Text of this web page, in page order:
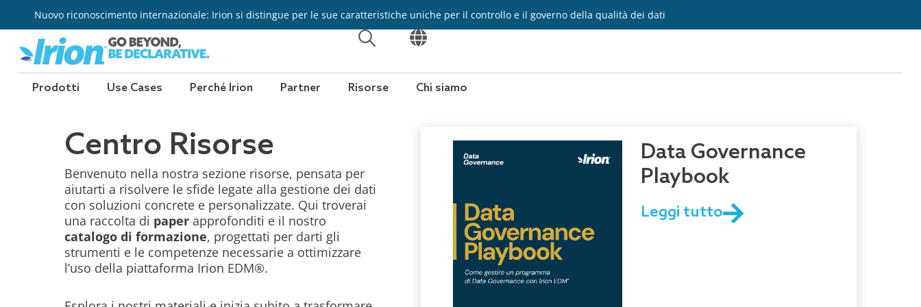
contenuto
Nuovo riconoscimento internazionale: Irion si distingue per le sue caratteristiche uniche per il controllo e il governo della qualità dei dati
APRI
APRI
Prodotti Use Cases Perché Irion Partner Risorse Chi siamo
Centro Risorse
Benvenuto nella nostra sezione risorse, pensata per
aiutarti a risolvere le sfide legate alla gestione dei dati
con soluzioni concrete e personalizzate. Qui troverai
una raccolta di paper approfonditi e il nostro
catalogo di formazione, progettati per darti gli
strumenti e le competenze necessarie a ottimizzare
l’uso della piattaforma Irion EDM®.
Data Governance
Playbook
Leggi tutto